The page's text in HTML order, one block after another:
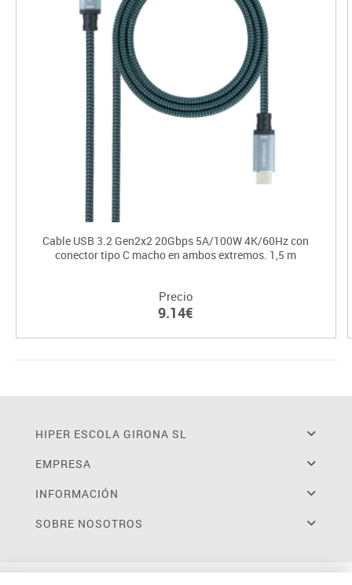
Cable USB 3.2 Gen2x2 20Gbps 5A/100W 4K/60Hz con
conector tipo C macho en ambos extremos. 1,5 m
Precio
9.14€
HIPER ESCOLA GIRONA SL
EMPRESA
INFORMACIÓN
SOBRE NOSOTROS